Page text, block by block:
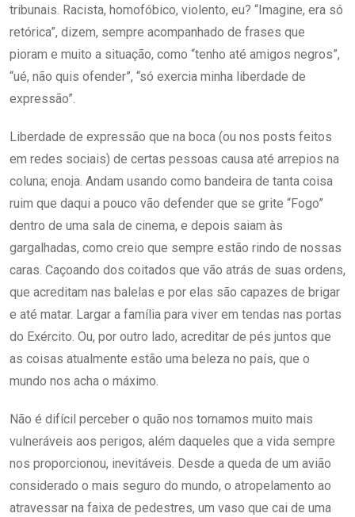
tribunais. Racista, homofóbico, violento, eu? “Imagine, era só
retórica”, dizem, sempre acompanhado de frases que
pioram e muito a situação, como “tenho até amigos negros”,
“ué, não quis ofender”, “só exercia minha liberdade de
expressão”.
Liberdade de expressão que na boca (ou nos posts feitos
em redes sociais) de certas pessoas causa até arrepios na
coluna; enoja. Andam usando como bandeira de tanta coisa
ruim que daqui a pouco vão defender que se grite “Fogo”
dentro de uma sala de cinema, e depois saiam às
gargalhadas, como creio que sempre estão rindo de nossas
caras. Caçoando dos coitados que vão atrás de suas ordens,
que acreditam nas balelas e por elas são capazes de brigar
e até matar. Largar a família para viver em tendas nas portas
do Exército. Ou, por outro lado, acreditar de pés juntos que
as coisas atualmente estão uma beleza no país, que o
mundo nos acha o máximo.
Não é difícil perceber o quão nos tornamos muito mais
vulneráveis aos perigos, além daqueles que a vida sempre
nos proporcionou, inevitáveis. Desde a queda de um avião
considerado o mais seguro do mundo, o atropelamento ao
atravessar na faixa de pedestres, um vaso que cai de uma